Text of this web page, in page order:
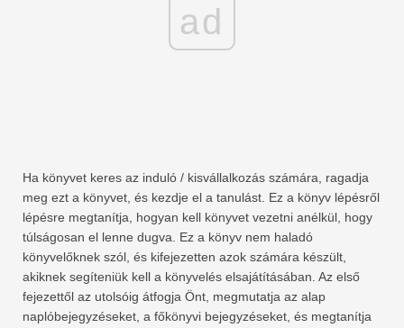
ad
Ha könyvet keres az induló / kisvállalkozás számára, ragadja
meg ezt a könyvet, és kezdje el a tanulást. Ez a könyv lépésről
lépésre megtanítja, hogyan kell könyvet vezetni anélkül, hogy
túlságosan el lenne dugva. Ez a könyv nem haladó
könyvelőknek szól, és kifejezetten azok számára készült,
akiknek segíteniük kell a könyvelés elsajátításában. Az első
fejezettől az utolsóig átfogja Önt, megmutatja az alap
naplóbejegyzéseket, a főkönyvi bejegyzéseket, és megtanítja